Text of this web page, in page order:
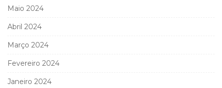
Maio 2024
Abril 2024
Março 2024
Fevereiro 2024
Janeiro 2024